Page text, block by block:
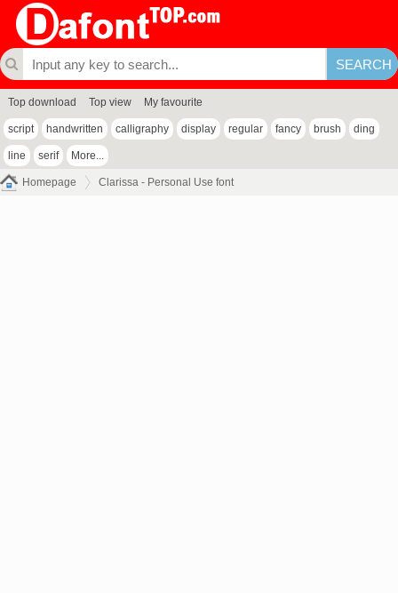
Top download Top view My favourite
script handwritten calligraphy display regular fancy brush ding
line serif More...
Homepage Clarissa - Personal Use font